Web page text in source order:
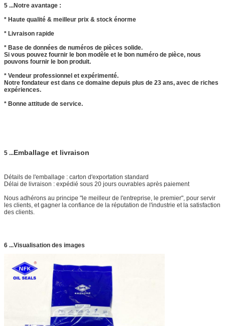
5 ...Notre avantage :
* Haute qualité & meilleur prix & stock énorme
* Livraison rapide
* Base de données de numéros de pièces solide.
Si vous pouvez fournir le bon modèle et le bon numéro de pièce, nous
pouvons fournir le bon produit.
* Vendeur professionnel et expérimenté.
Notre fondateur est dans ce domaine depuis plus de 23 ans, avec de riches
expériences.
* Bonne attitude de service.
5 ...Emballage et livraison
Détails de l'emballage : carton d'exportation standard
Délai de livraison : expédié sous 20 jours ouvrables après paiement
Nous adhérons au principe "le meilleur de l'entreprise, le premier", pour servir
les clients, et gagner la confiance de la réputation de l'industrie et la satisfaction
des clients.
6 ...Visualisation des images